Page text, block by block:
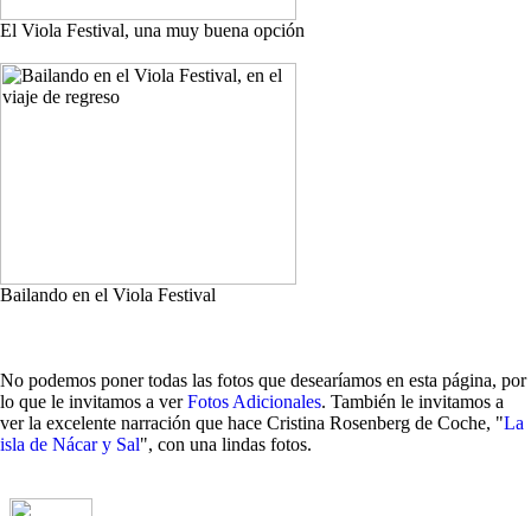
El Viola Festival, una muy buena opción
Bailando en el Viola Festival
No podemos poner todas las fotos que desearíamos en esta página, por
lo que le invitamos a verFotos Adicionales. También le invitamos a
ver la excelente narración que hace Cristina Rosenberg de Coche, "La
isla de Nácar y Sal", con una lindas fotos.